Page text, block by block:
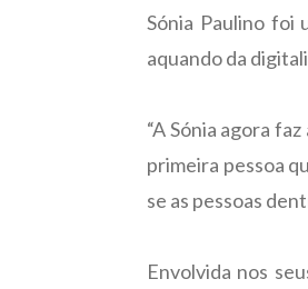
Sónia Paulino foi
aquando da
“A Sónia agora
primeira pessoa
se as pessoas
Envolvida nos